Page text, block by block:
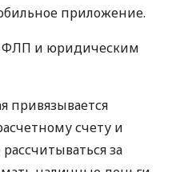
приложение.
ФЛП и юридическим
привязывается
счету и
за